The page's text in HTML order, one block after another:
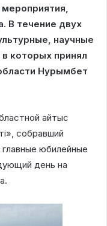
В течение двух
научные
которых принял
Нурымбет
айтыс
собравший
юбилейные
день на